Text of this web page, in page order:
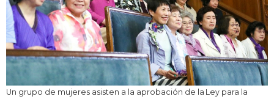
Un grupo de mujeres asisten a la aprobación de la Ley para la